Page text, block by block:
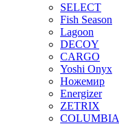
SELECT
Fish Season
Lagoon
DECOY
CARGO
Yoshi Onyx
Ножемир
Energizer
ZETRIX
COLUMBIA